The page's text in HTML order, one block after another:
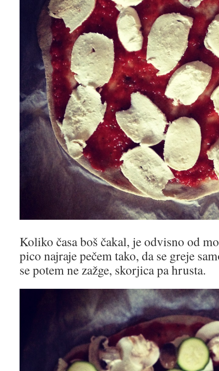
Koliko časa boš čakal, je odvisno od
pico najraje pečem tako, da se greje
se potem ne zažge, skorjica pa hrusta.